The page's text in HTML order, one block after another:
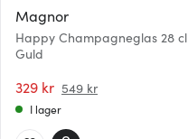
Magnor
Happy Champagneglas 28 cl
Guld
329 kr 549 kr
I lager